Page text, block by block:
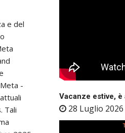
e del
-
Tali
Vacanze estive,
28 Luglio 2026